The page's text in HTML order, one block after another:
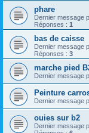
phare
Dernier message
Réponses : 1
bas de caisse
Dernier message
Réponses : 3
marche pied
Dernier message
Peinture
Dernier message
ouies sur b2
Dernier message